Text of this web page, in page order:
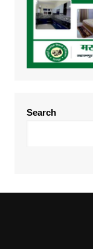
Search